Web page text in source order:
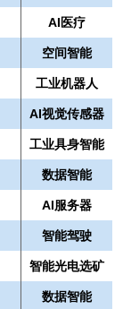
AI医疗
空间智能
工业机器人
AI视觉传感器
工业具身智能
数据智能
AI服务器
智能驾驶
智能光电选矿
数据智能